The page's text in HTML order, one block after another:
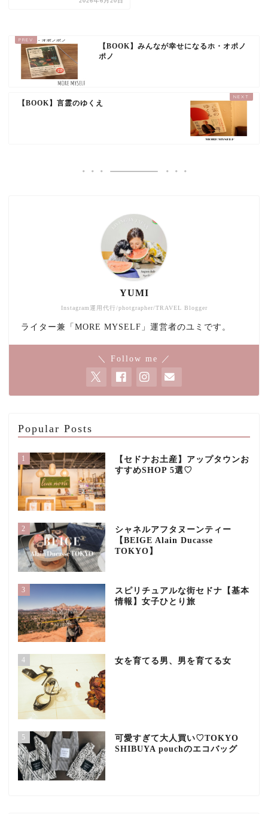
【BOOK】みんなが幸せになるホ・オポノ
ポノ
【BOOK】言霊のゆくえ
Instagram運用代行/photgrapher/TRAVEL Blogger
YUMI
ライター兼「MORE MYSELF」運営者のユミです。
＼ Follow me ／
Popular Posts
1
【セドナお土産】アップタウンお
すすめSHOP 5選♡
2
シャネルアフタヌーンティー
【BEIGE Alain Ducasse
TOKYO】
3
スピリチュアルな街セドナ【基本
情報】女子ひとり旅
4 女を育てる男、男を育てる女
5
可愛すぎて大人買い♡TOKYO
SHIBUYA pouchのエコバッグ